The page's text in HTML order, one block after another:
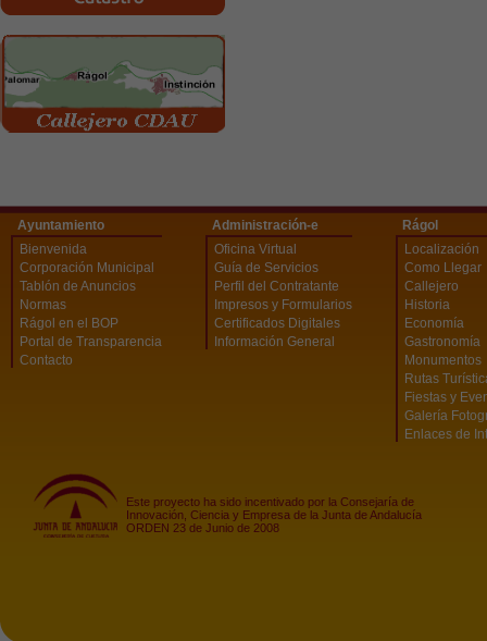
Ayuntamiento
Bienvenida
Corporación Municipal
Tablón de Anuncios
Normas
Rágol en el BOP
Portal de Transparencia
Contacto
Administración-e
Oficina Virtual
Guía de Servicios
Perfil del Contratante
Impresos y Formularios
Certificados Digitales
Información General
Rágol
Localización
Como Llegar
Callejero
Historia
Economía
Gastronomía
Monumentos
Rutas
Fiestas y
Galería
Enlaces de
Este proyecto ha sido incentivado por la Consejaría de
Innovación, Ciencia y Empresa de la Junta de Andalucía
ORDEN 23 de Junio de 2008